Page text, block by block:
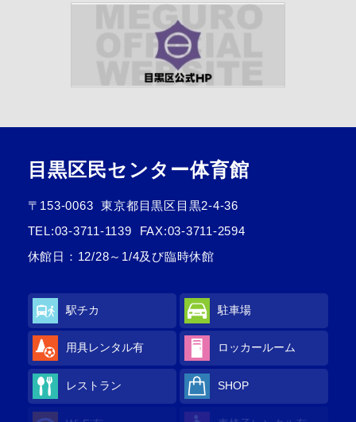
目黒区民センター体育館
〒153-0063
東京都目黒区目黒2-4-36
TEL:03-3711-1139
FAX:03-3711-2594
休館日：12/28～1/4及び臨時休館
駅チカ 駐車場
用具レンタル有 ロッカールーム
レストラン SHOP